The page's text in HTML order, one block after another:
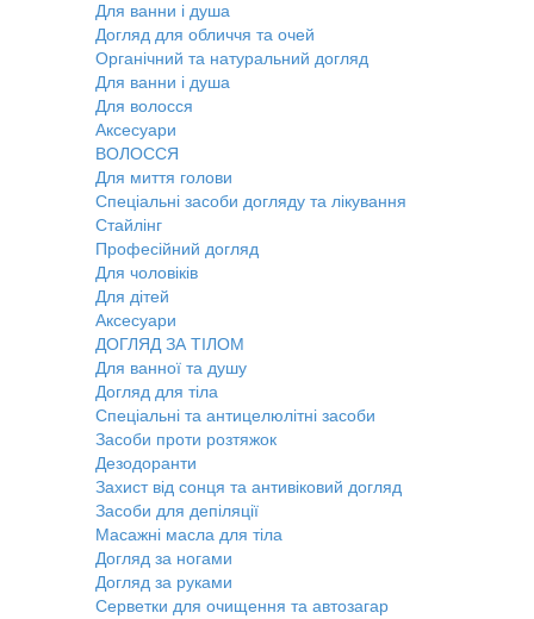
Для ванни і душа
Догляд для обличчя та очей
Органічний та натуральний догляд
Для ванни і душа
Для волосся
Аксесуари
ВОЛОССЯ
Для миття голови
Спеціальні засоби догляду та лікування
Стайлінг
Професійний догляд
Для чоловіків
Для дітей
Аксесуари
ДОГЛЯД ЗА ТІЛОМ
Для ванної та душу
Догляд для тіла
Спеціальні та антицелюлітні засоби
Засоби проти розтяжок
Дезодоранти
Захист від сонця та антивіковий догляд
Засоби для депіляції
Масажні масла для тіла
Догляд за ногами
Догляд за руками
Серветки для очищення та автозагар